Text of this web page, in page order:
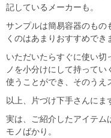
記しているメーカーも。
サンプルは簡易容器のもの
くのはあまりおすすめでき
いただいたらすぐに使い切
ノを小分けにして持って
使うことができ、そのうえ
以上、片づけ下手さんにま
実は、ご紹介したアイテム
モノばかり。